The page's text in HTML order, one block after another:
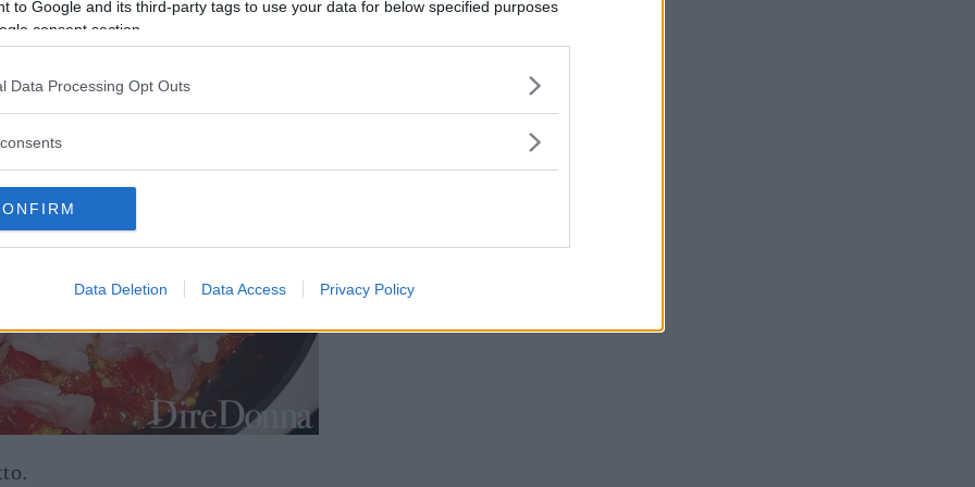
to Google and its third-party tags to use your data for below specified purposes
consent section.
Data Processing Opt Outs
Data Deletion Data Access Privacy Policy